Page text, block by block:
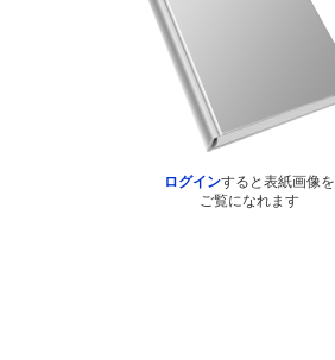
ログインすると表紙画像を
ご覧になれます